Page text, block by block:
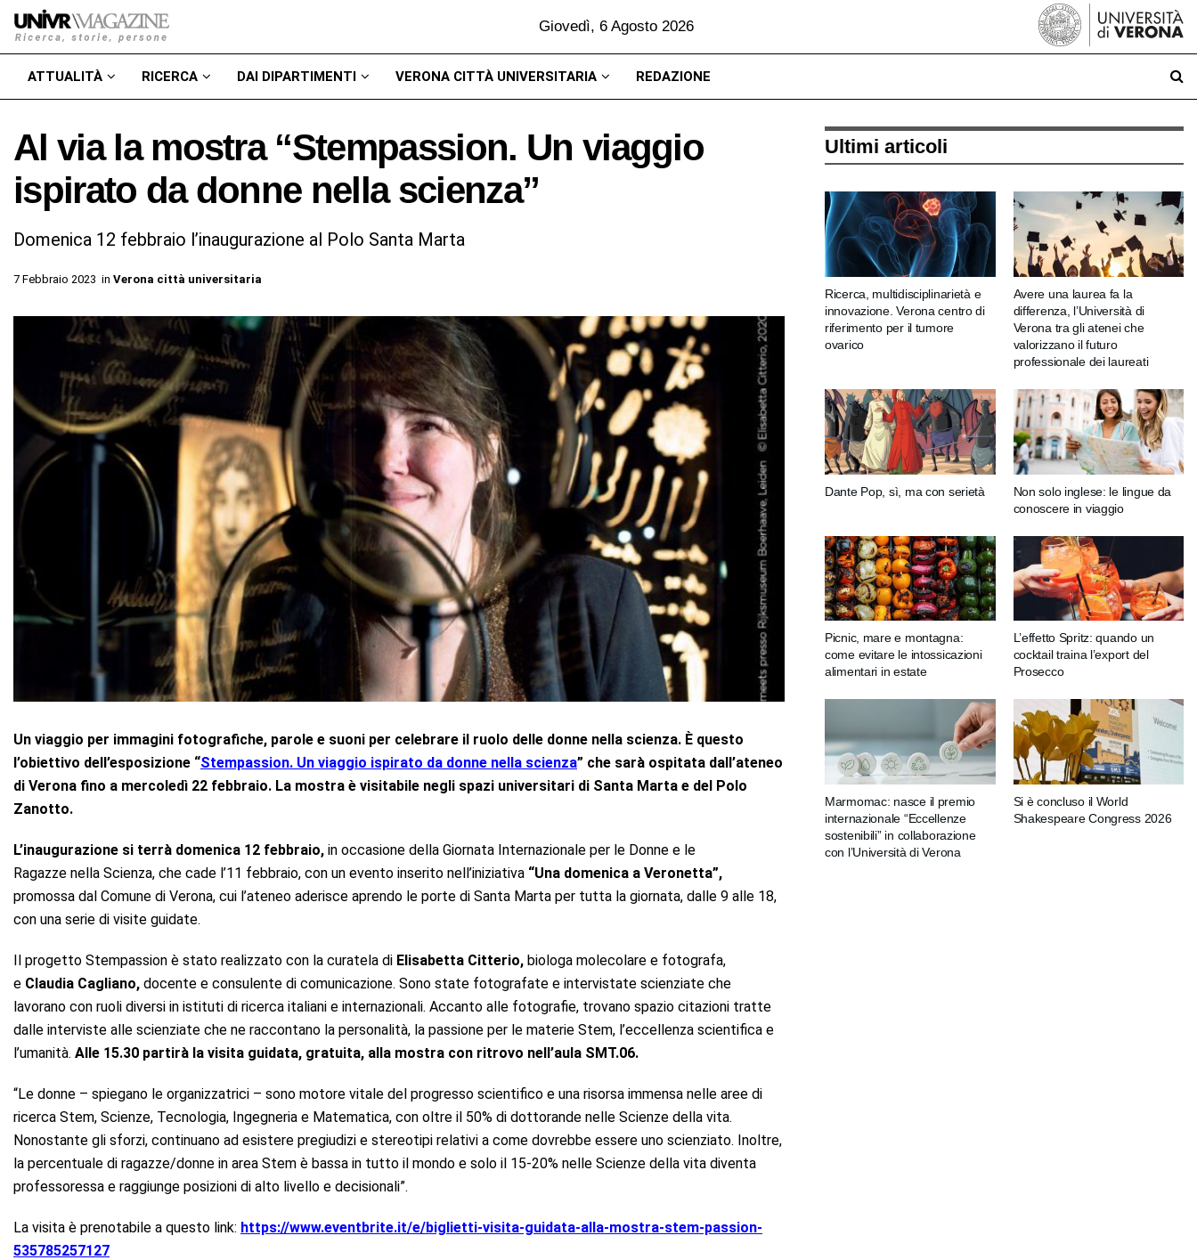
Giovedì, 6 Agosto 2026
ATTUALITÀ RICERCA DAI DIPARTIMENTI VERONA CITTÀ UNIVERSITARIA REDAZIONE
Al via la mostra “Stempassion. Un viaggio
ispirato da donne nella scienza”
Domenica 12 febbraio l’inaugurazione al Polo Santa Marta
7 Febbraio 2023 in Verona città universitaria
Un viaggio per immagini fotografiche, parole e suoni per celebrare il ruolo delle donne nella scienza. È questo
l’obiettivo dell’esposizione “Stempassion. Un viaggio ispirato da donne nella scienza” che sarà ospitata dall’ateneo
di Verona fino a mercoledì 22 febbraio. La mostra è visitabile negli spazi universitari di Santa Marta e del Polo
Zanotto.
L’inaugurazione si terrà domenica 12 febbraio, in occasione della Giornata Internazionale per le Donne e le
Ragazze nella Scienza, che cade l’11 febbraio, con un evento inserito nell’iniziativa “Una domenica a Veronetta”,
promossa dal Comune di Verona, cui l’ateneo aderisce aprendo le porte di Santa Marta per tutta la giornata, dalle 9 alle 18,
con una serie di visite guidate.
Il progetto Stempassion è stato realizzato con la curatela di Elisabetta Citterio, biologa molecolare e fotografa,
e Claudia Cagliano, docente e consulente di comunicazione. Sono state fotografate e intervistate scienziate che
lavorano con ruoli diversi in istituti di ricerca italiani e internazionali. Accanto alle fotografie, trovano spazio citazioni tratte
dalle interviste alle scienziate che ne raccontano la personalità, la passione per le materie Stem, l’eccellenza scientifica e
l’umanità. Alle 15.30 partirà la visita guidata, gratuita, alla mostra con ritrovo nell’aula SMT.06.
“Le donne – spiegano le organizzatrici – sono motore vitale del progresso scientifico e una risorsa immensa nelle aree di
ricerca Stem, Scienze, Tecnologia, Ingegneria e Matematica, con oltre il 50% di dottorande nelle Scienze della vita.
Nonostante gli sforzi, continuano ad esistere pregiudizi e stereotipi relativi a come dovrebbe essere uno scienziato. Inoltre,
la percentuale di ragazze/donne in area Stem è bassa in tutto il mondo e solo il 15-20% nelle Scienze della vita diventa
professoressa e raggiunge posizioni di alto livello e decisionali”.
La visita è prenotabile a questo link: https://www.eventbrite.it/e/biglietti-visita-guidata-alla-mostra-stem-passion-
535785257127
Ultimi articoli
Ricerca, multidisciplinarietà e
innovazione. Verona centro di
riferimento per il tumore
ovarico
Avere una laurea fa la
differenza, l’Università di
Verona tra gli atenei che
valorizzano il futuro
professionale dei laureati
Dante Pop, sì, ma con serietà
Non solo inglese: le lingue da
conoscere in viaggio
Picnic, mare e montagna:
come evitare le intossicazioni
alimentari in estate
L’effetto Spritz: quando un
cocktail traina l’export del
Prosecco
Marmomac: nasce il premio
internazionale “Eccellenze
sostenibili” in collaborazione
con l’Università di Verona
Si è concluso il World
Shakespeare Congress 2026